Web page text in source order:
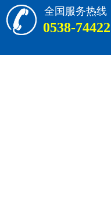
全国服务热线
0538-